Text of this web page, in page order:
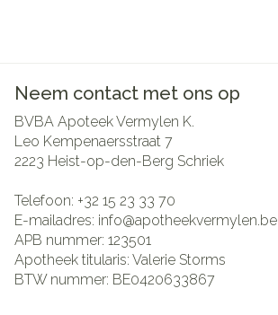
Neem contact met ons op
BVBA Apoteek Vermylen K.
Leo Kempenaersstraat 7
2223 Heist-op-den-Berg Schriek
Telefoon: +32 15 23 33 70
E-mailadres: info@apotheekvermylen.be
APB nummer: 123501
Apotheek titularis: Valerie Storms
BTW nummer: BE0420633867